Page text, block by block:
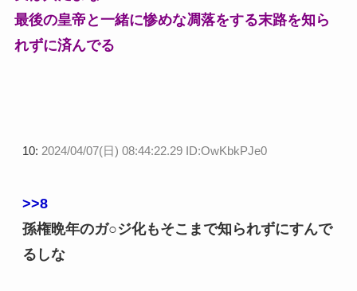
最後の皇帝と一緒に惨めな凋落をする末路を知ら
れずに済んでる
10: 2024/04/07(日) 08:44:22.29 ID:OwKbkPJe0
>>8
孫権晩年のガ○ジ化もそこまで知られずにすんで
るしな